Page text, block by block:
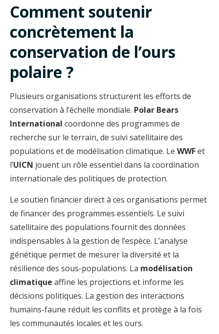
Comment soutenir
concrètement la
conservation de l’ours
polaire ?
Plusieurs organisations structurent les efforts de
conservation à l’échelle mondiale. Polar Bears
International coordonne des programmes de
recherche sur le terrain, de suivi satellitaire des
populations et de modélisation climatique. Le WWFet
l’UICN jouent un rôle essentiel dans la coordination
internationale des politiques de protection.
Le soutien financier direct à ces organisations permet
de financer des programmes essentiels. Le suivi
satellitaire des populations fournit des données
indispensables à la gestion de l’espèce. L’analyse
génétique permet de mesurer la diversité et la
résilience des sous-populations. La modélisation
climatique affine les projections et informe les
décisions politiques. La gestion des interactions
humains-faune réduit les conflits et protège à la fois
les communautés locales et les ours.